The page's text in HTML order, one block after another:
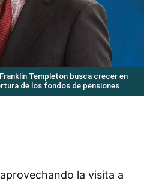
Templeton busca crecer en
de los fondos de pensiones
la visita a